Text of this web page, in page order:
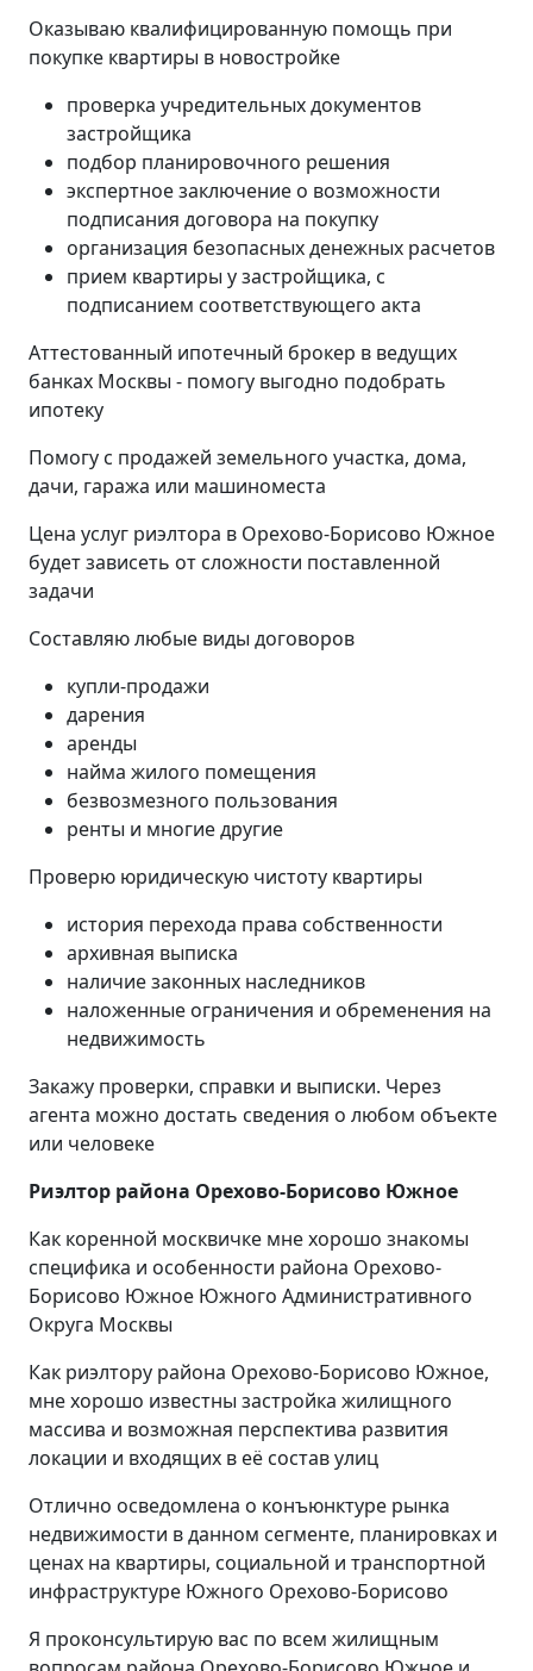
Оказываю квалифицированную помощь при
покупке квартиры в новостройке
проверка учредительных документов
застройщика
подбор планировочного решения
экспертное заключение о возможности
подписания договора на покупку
организация безопасных денежных расчетов
прием квартиры у застройщика, с
подписанием соответствующего акта
Аттестованный ипотечный брокер в ведущих
банках Москвы - помогу выгодно подобрать
ипотеку
Помогу с продажей земельного участка, дома,
дачи, гаража или машиноместа
Цена услуг риэлтора в Орехово-Борисово Южное
будет зависеть от сложности поставленной
задачи
Составляю любые виды договоров
купли-продажи
дарения
аренды
найма жилого помещения
безвозмезного пользования
ренты и многие другие
Проверю юридическую чистоту квартиры
история перехода права собственности
архивная выписка
наличие законных наследников
наложенные ограничения и обременения на
недвижимость
Закажу проверки, справки и выписки. Через
агента можно достать сведения о любом объекте
или человеке
Риэлтор района Орехово-Борисово Южное
Как коренной москвичке мне хорошо знакомы
специфика и особенности района Орехово-
Борисово Южное Южного Административного
Округа Москвы
Как риэлтору района Орехово-Борисово Южное,
мне хорошо известны застройка жилищного
массива и возможная перспектива развития
локации и входящих в её состав улиц
Отлично осведомлена о конъюнктуре рынка
недвижимости в данном сегменте, планировках и
ценах на квартиры, социальной и транспортной
инфраструктуре Южного Орехово-Борисово
Я проконсультирую вас по всем жилищным